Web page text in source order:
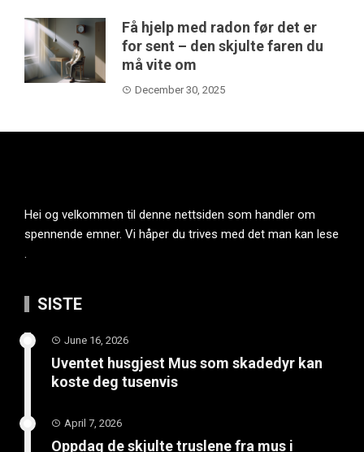
Få hjelp med radon før det er
for sent – den skjulte faren du
må vite om
December 30, 2025
Hei og velkommen til denne nettsiden som handler om
spennende emner. Vi håper du trives med det man kan lese
.
SISTE
June 16, 2026
Uventet husgjest Mus som skadedyr kan
koste deg tusenvis
April 7, 2026
Oppdag de skjulte truslene fra mus i